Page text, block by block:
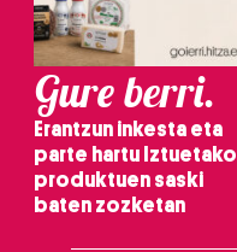
Gure berri.
Erantzun inkesta eta
parte hartu Iztuetako
produktuen saski
baten zozketan